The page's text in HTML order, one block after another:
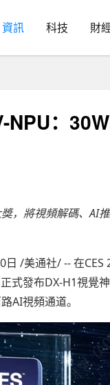
資訊 科技 財
NPU：
獎，將視頻解碼、AI
/美通社/ -- 在
式發布DX-H1視覺
AI視頻通道。